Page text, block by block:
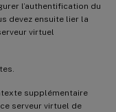
l’authentification du
devez ensuite lier la
virtuel
supplémentaire
serveur virtuel de